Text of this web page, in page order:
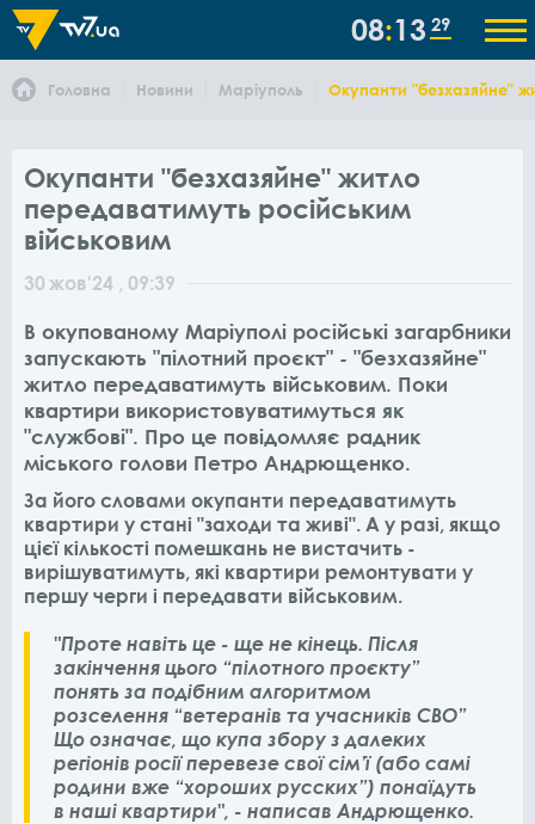
08 13 29
Головна Новини Маріуполь Окупанти "безхазяйне"
Окупанти "безхазяйне" житло
передаватимуть російським
військовим
30 жов'24 , 09:39
В окупованому Маріуполі російські загарбники
запускають "пілотний проєкт" - "безхазяйне"
житло передаватимуть військовим. Поки
квартири використовуватимуться як
"службові". Про це повідомляє радник
міського голови Петро Андрющенко.
За його словами окупанти передаватимуть
квартири у стані "заходи та живі". А у разі, якщо
цієї кількості помешкань не вистачить -
вирішуватимуть, які квартири ремонтувати у
першу черги і передавати військовим.
"Проте навіть це - ще не кінець. Після
закінчення цього “пілотного проєкту”
понять за подібним алгоритмом
розселення “ветеранів та учасників СВО”
Що означає, що купа збору з далеких
регіонів росії перевезе свої сім’ї (або самі
родини вже “хороших русских”) понаїдуть
в наші квартири", - написав Андрющенко.